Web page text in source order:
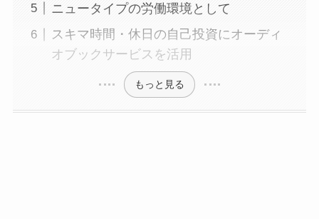
ニュータイプの労働環境として
スキマ時間・休日の自己投資にオーディ
オブックサービスを活用
もっと見る